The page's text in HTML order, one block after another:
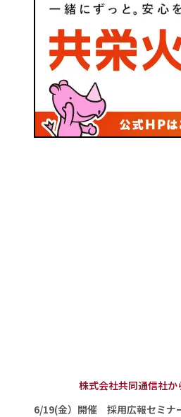
株式会社共同通信社か
6/19(金）開催 採用広報セミナ